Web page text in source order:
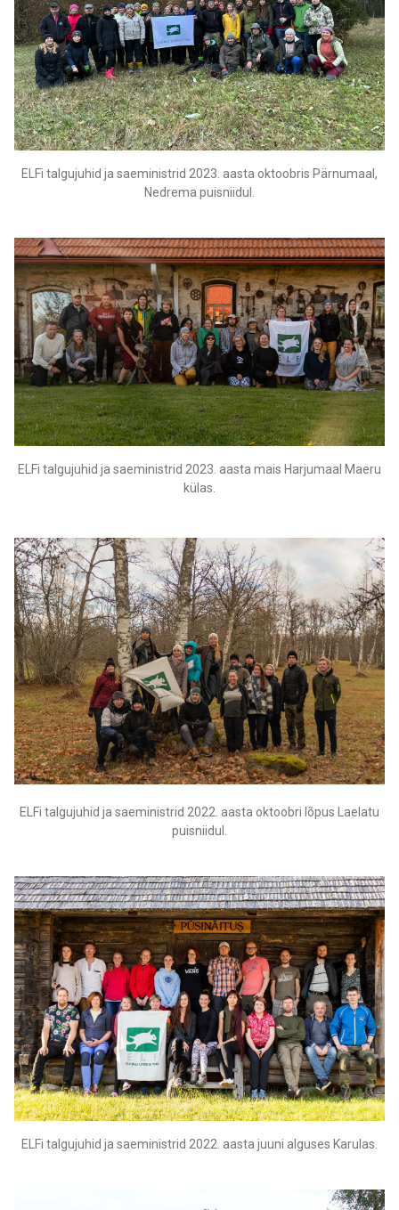
ELFi talgujuhid ja saeministrid 2023. aasta oktoobris Pärnumaal,
Nedrema puisniidul.
ELFi talgujuhid ja saeministrid 2023. aasta mais Harjumaal Maeru
külas.
ELFi talgujuhid ja saeministrid 2022. aasta oktoobri lõpus Laelatu
puisniidul.
ELFi talgujuhid ja saeministrid 2022. aasta juuni alguses Karulas.